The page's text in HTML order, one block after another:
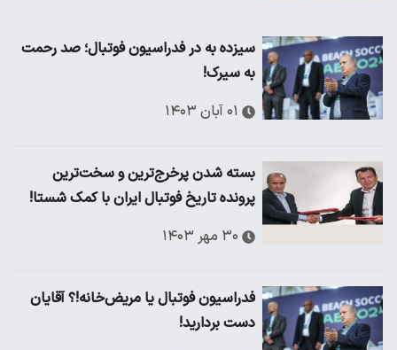
سیزده به در فدراسیون فوتبال؛ صد رحمت
به سیرک!
۰۱ آبان ۱۴۰۳
بسته شدن پرخرج‌ترین و سخت‌ترین
پرونده تاریخ فوتبال ایران با کمک شستا!
۳۰ مهر ۱۴۰۳
فدراسیون فوتبال یا مریض‌خانه!؟ آقایان
دست بردارید!